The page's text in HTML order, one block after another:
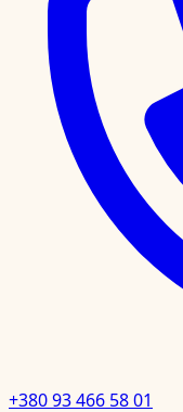
+380 93 466 58 01